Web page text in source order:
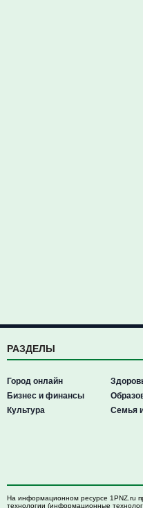
РАЗДЕЛЫ
Город онлайн
Бизнес и финансы
Культура
Семья
На информационном ресурсе 1PNZ.ru
технологии (информационные